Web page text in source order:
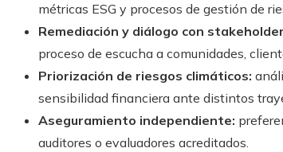
métricas ESG y procesos de gestión de
Remediación y diálogo con
proceso de escucha a comunidades,
Priorización de riesgos climáticos:
sensibilidad financiera ante distintos
Aseguramiento independiente:
auditores o evaluadores acreditados.